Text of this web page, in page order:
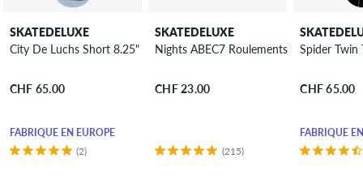
SKATEDELUXE
City De Luchs Short 8.25" Planche de skateboard
CHF 65.00
FABRIQUÉ EN EUROPE
(2)
SKATEDELUXE
Nights ABEC7 Roulements
CHF 23.00
(215)
Spider Twin
CHF 65.00
FABRIQUÉ